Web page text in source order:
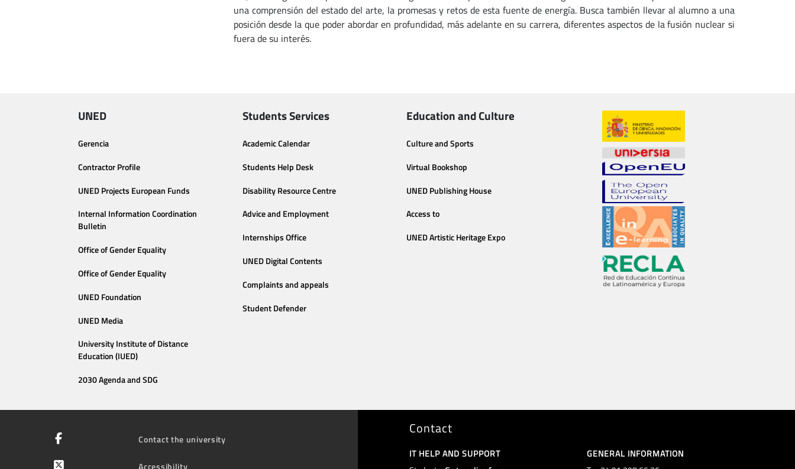
una comprensión del estado del arte, la promesas y retos de esta fuente de energía. Busca también llevar al alumno a una
posición desde la que poder abordar en profundidad, más adelante en su carrera, diferentes aspectos de la fusión nuclear si
fuera de su interés.
UNED
Gerencia
Contractor Profile
UNED Projects European Funds
Internal Information Coordination
Bulletin
Office of Gender Equality
Office of Gender Equality
UNED Foundation
UNED Media
University Institute of Distance
Education (IUED)
2030 Agenda and SDG
Students Services
Academic Calendar
Students Help Desk
Disability Resource Centre
Advice and Employment
Internships Office
UNED Digital Contents
Complaints and appeals
Student Defender
Education and Culture
Culture and Sports
Virtual Bookshop
UNED Publishing House
Access to
UNED Artistic Heritage Expo
Contact the university
Accessibility
Contact
IT HELP AND SUPPORT
GENERAL INFORMATION